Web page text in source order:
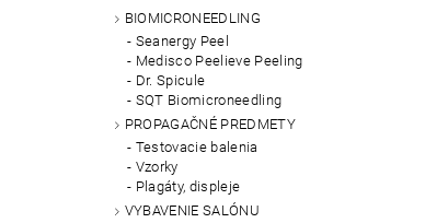
BIOMICRONEEDLING
Seanergy Peel
Medisco Peelieve Peeling
Dr. Spicule
SQT Biomicroneedling
PROPAGAČNÉ PREDMETY
Testovacie balenia
Vzorky
Plagáty, displeje
VYBAVENIE SALÓNU